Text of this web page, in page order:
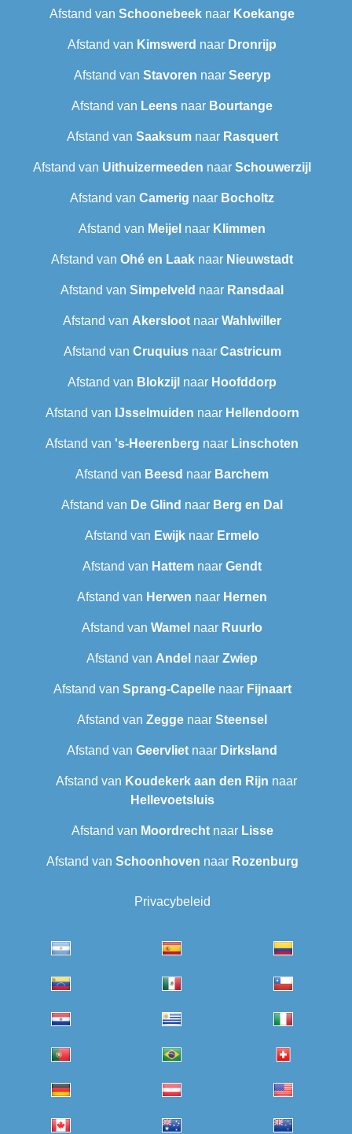
Afstand van Schoonebeek naar Koekange
Afstand van Kimswerd naar Dronrijp
Afstand van Stavoren naar Seeryp
Afstand van Leens naar Bourtange
Afstand van Saaksumnaar Rasquert
Afstand van Uithuizermeeden naar Schouwerzijl
Afstand van Camerig naar Bocholtz
Afstand van Meijel naar Klimmen
Afstand van Ohé en Laak naar Nieuwstadt
Afstand van Simpelveld naar Ransdaal
Afstand van Akersloot naar Wahlwiller
Afstand van Cruquiusnaar Castricum
Afstand van Blokzijl naar Hoofddorp
Afstand van IJsselmuiden naar Hellendoorn
Afstand van 's-Heerenberg naar Linschoten
Afstand van Beesd naar Barchem
Afstand van De Glind naar Berg en Dal
Afstand van Ewijk naar Ermelo
Afstand van Hattem naar Gendt
Afstand van Herwen naar Hernen
Afstand van Wamel naar Ruurlo
Afstand van Andel naar Zwiep
Afstand van Sprang-Capellenaar Fijnaart
Afstand van Zegge naar Steensel
Afstand van Geervliet naar Dirksland
Afstand van Koudekerk aan den Rijn naar
Hellevoetsluis
Afstand van Moordrechtnaar Lisse
Afstand van Schoonhoven naar Rozenburg
Privacybeleid